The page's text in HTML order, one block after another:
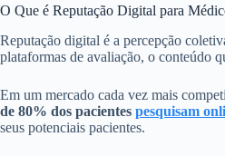
O Que é Reputação Digital para
Reputação digital é a percepção
plataformas de avaliação, o conteúdo
Em um mercado cada vez mais
de 80% dos pacientes pesquisam
seus potenciais pacientes.